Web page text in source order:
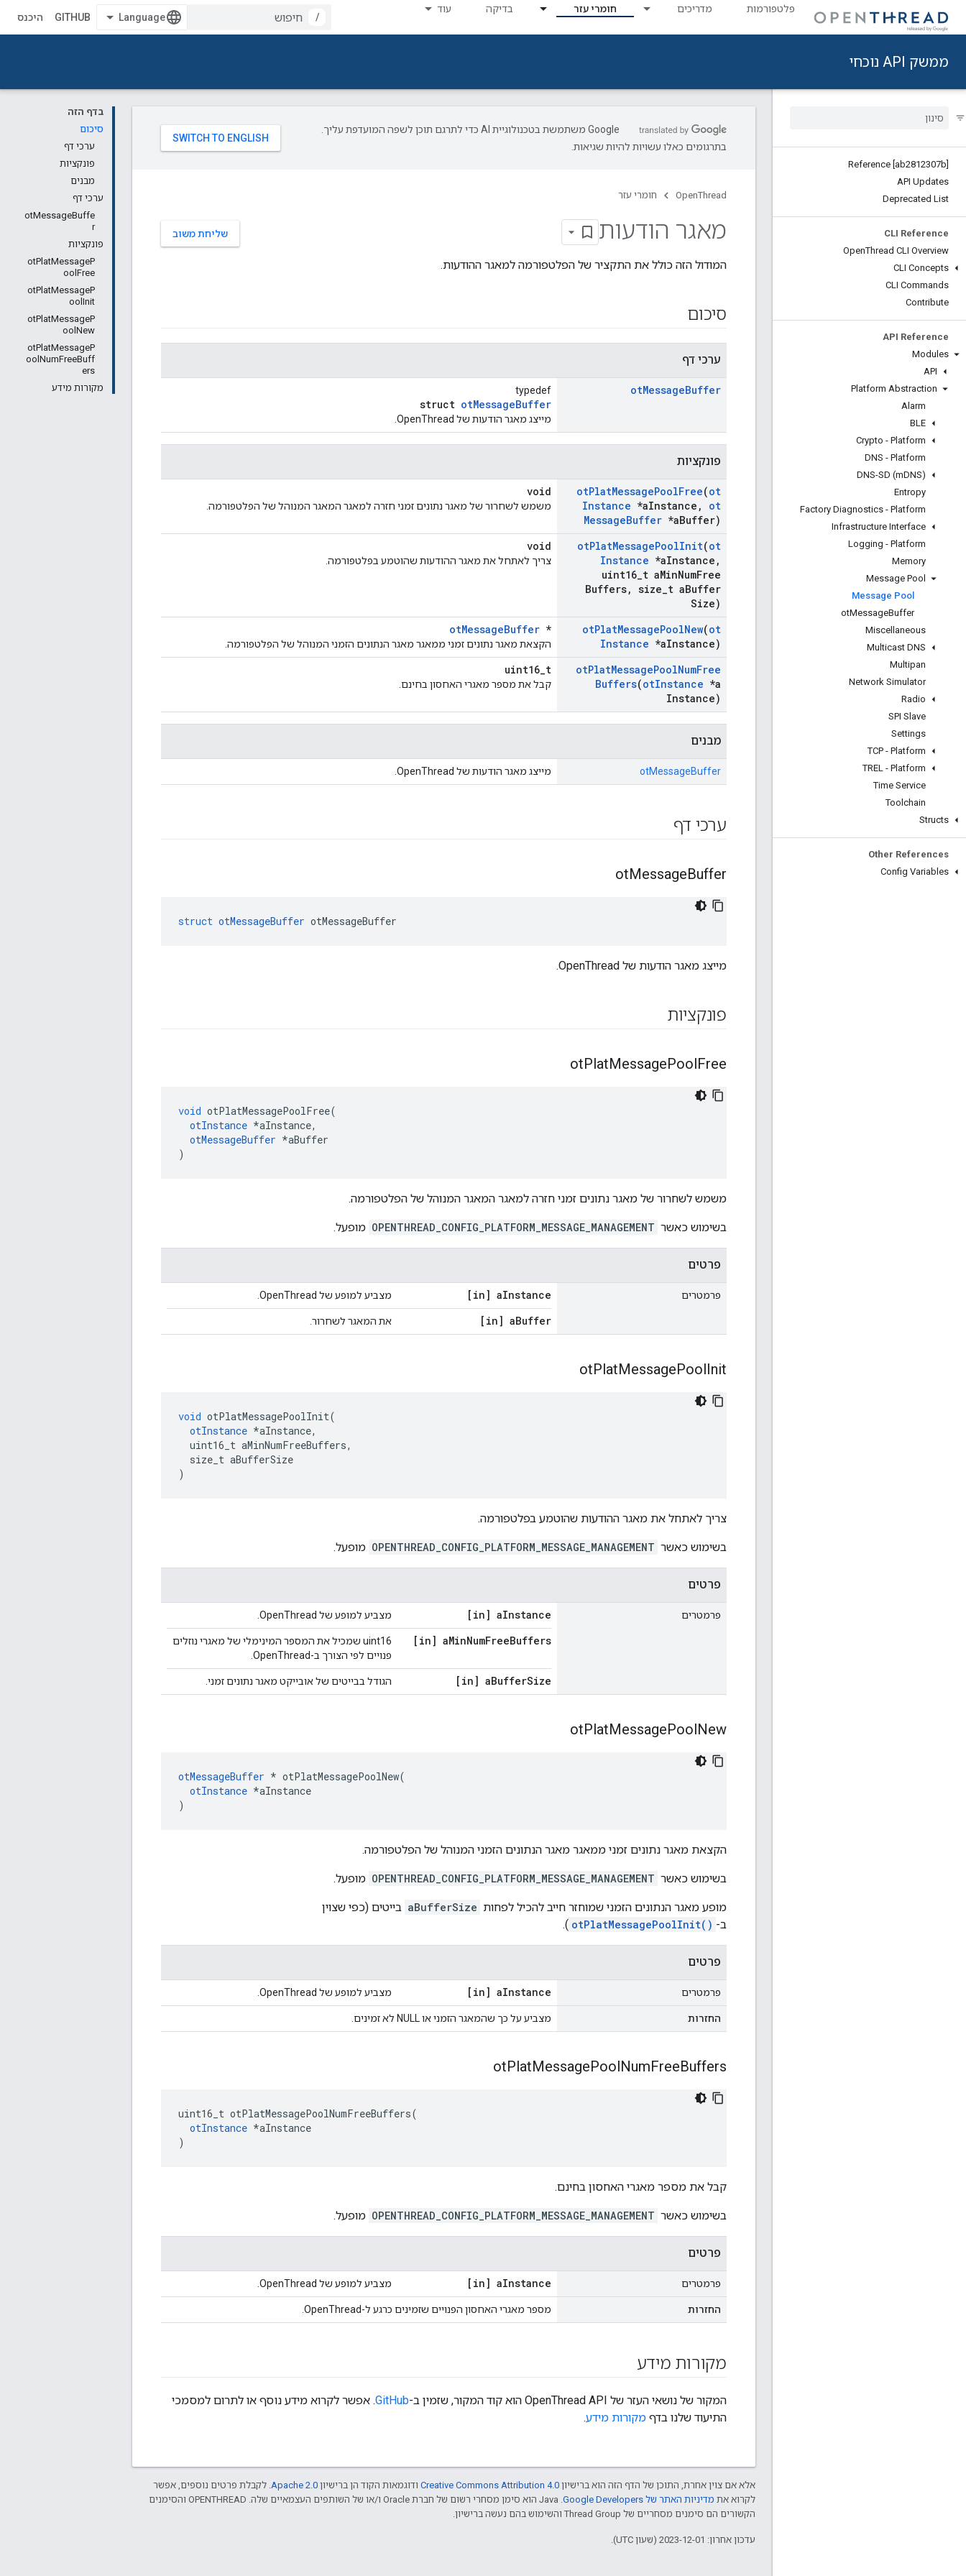
פלטפורמות מדריכים חומרי עזר בדיקה עוד
/
GITHUB היכנס
ממשק API נוכחי
Reference [ab2812307b]
API Updates
Deprecated List
CLI Reference
OpenThread CLI Overview
CLI Concepts
CLI Commands
Contribute
API Reference
Modules
API
Platform Abstraction
Alarm
BLE
Crypto - Platform
DNS - Platform
DNS-SD (mDNS)
Entropy
Factory Diagnostics - Platform
Infrastructure Interface
Logging - Platform
Memory
Message Pool
Message Pool
otMessageBuffer
Miscellaneous
Multicast DNS
Multipan
Network Simulator
Radio
SPI Slave
Settings
TCP - Platform
TREL - Platform
Time Service
Toolchain
Structs
Other References
Config Variables
בדף הזה
סיכום
ערכי דף
פונקציות
מבנים
ערכי דף
otMessageBuffe
r
פונקציות
otPlatMessageP
oolFree
otPlatMessageP
oolInit
otPlatMessageP
oolNew
otPlatMessageP
oolNumFreeBuff
ers
מקורות מידע
‫Google משתמשת בטכנולוגיית AI כדי לתרגם תוכן לשפה המועדפת עליך.
בתרגומים כאלו עשויות להיות שגיאות.
OpenThread חומרי עזר
שליחת משוב מאגר הודעות
המודול הזה כולל את התקציר של הפלטפורמה למאגר ההודעות.
סיכום
ערכי דף
otMessageBuffer
typedef
struct otMessageBuffer
מייצג מאגר הודעות של OpenThread.
פונקציות
otPlatMessagePoolFree(ot
Instance *aInstance ,
ot
MessageBuffer *aBuffer)
void
משמש לשחרור של מאגר נתונים זמני חזרה למאגר המאגר המנוהל של הפלטפורמה.
otPlatMessagePoolInit(ot
Instance *aInstance ,
uint16 t aMinNumFree
Buffers, size t aBuffer
Size)
void
צריך לאתחל את מאגר ההודעות שהוטמע בפלטפורמה.
otPlatMessagePoolNew(ot
Instance *aInstance)
otMessageBuffer *
הקצאת מאגר נתונים זמני ממאגר מאגר הנתונים הזמני המנוהל של הפלטפורמה.
otPlatMessagePoolNumFree
Buffers(otInstance *a
Instance)
uint16_t
קבל את מספר מאגרי האחסון בחינם.
מבנים
otMessageBuffer מייצג מאגר הודעות של OpenThread.
ערכי דף
otMessageBuffer
struct otMessageBuffer otMessageBuffer
מייצג מאגר הודעות של OpenThread.
פונקציות
otPlatMessagePoolFree
void otPlatMessagePoolFree(
otInstance *aInstance,
otMessageBuffer *aBuffer
)
משמש לשחרור של מאגר נתונים זמני חזרה למאגר המאגר המנוהל של הפלטפורמה.
בשימוש כאשר OPENTHREAD_CONFIG_PLATFORM_MESSAGE_MANAGEMENT מופעל.
פרטים
פרמטרים [in] aInstance מצביע למופע של OpenThread.
[in] aBuffer את המאגר לשחרור.
otPlatMessagePoolInit
void otPlatMessagePoolInit(
otInstance *aInstance,
uint16_t aMinNumFreeBuffers,
size_t aBufferSize
)
צריך לאתחל את מאגר ההודעות שהוטמע בפלטפורמה.
בשימוש כאשר OPENTHREAD_CONFIG_PLATFORM_MESSAGE_MANAGEMENT מופעל.
פרטים
פרמטרים [in] aInstance מצביע למופע של OpenThread.
[in] aMinNumFreeBuffers
uint16 שמכיל את המספר המינימלי של מאגרי נוזלים
פנויים לפי הצורך ב-OpenThread.
[in] aBufferSize הגודל בבייטים של אובייקט מאגר נתונים זמני.
otPlatMessagePoolNew
otMessageBuffer * otPlatMessagePoolNew(
otInstance *aInstance
)
הקצאת מאגר נתונים זמני ממאגר מאגר הנתונים הזמני המנוהל של הפלטפורמה.
בשימוש כאשר OPENTHREAD_CONFIG_PLATFORM_MESSAGE_MANAGEMENT מופעל.
מופע מאגר הנתונים הזמני שמוחזר חייב להכיל לפחות aBufferSize בייטים (כפי שצוין
ב- otPlatMessagePoolInit()
).
פרטים
פרמטרים [in] aInstance מצביע למופע של OpenThread.
החזרות מצביע על כך שהמאגר הזמני או NULL לא זמינים.
otPlatMessagePoolNumFreeBuffers
uint16_t otPlatMessagePoolNumFreeBuffers(
otInstance *aInstance
)
קבל את מספר מאגרי האחסון בחינם.
בשימוש כאשר OPENTHREAD_CONFIG_PLATFORM_MESSAGE_MANAGEMENT מופעל.
פרטים
פרמטרים [in] aInstance מצביע למופע של OpenThread.
החזרות מספר מאגרי האחסון הפנויים שזמינים כרגע ל-OpenThread.
מקורות מידע
המקור של נושאי העזר של OpenThread API הוא קוד המקור, שזמין ב- GitHub. אפשר לקרוא מידע נוסף או לתרום למסמכי
התיעוד שלנו בדף מקורות מידע.
אלא אם צוין אחרת, התוכן של הדף הזה הוא ברישיון Creative Commons Attribution 4.0‏ ודוגמאות הקוד הן ברישיון Apache 2.0‏. לקבלת פרטים נוספים, אפשר
לקרוא את מדיניות האתר של Google Developers‏
.‏ Java הוא סימן מסחרי רשום של חברת Oracle ו/או של השותפים העצמאיים שלה. ‫OPENTHREAD והסימנים
הקשורים הם סימנים מסחריים של Thread Group והשימוש בהם נעשה ברישיון.
עדכון אחרון: 2023-12-01 (שעון UTC).